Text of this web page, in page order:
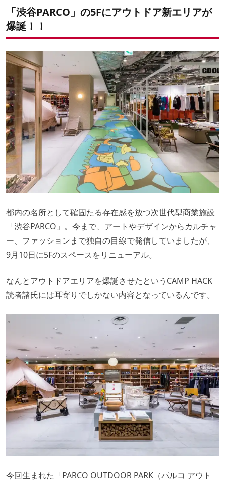
半日居れるアウトドアエリアとまさにこのこと！
「渋谷PARCO」の5Fにアウトドア新エリアが
爆誕！！
都内の名所として確固たる存在感を放つ次世代型商業施設
「渋谷PARCO」。今まで、アートやデザインからカルチャ
ー、ファッションまで独自の目線で発信していましたが、
9月10日に5Fのスペースをリニューアル。
なんとアウトドアエリアを爆誕させたというCAMP HACK
読者諸氏には耳寄りでしかない内容となっているんです。
今回生まれた「PARCO OUTDOOR PARK（パルコ アウト